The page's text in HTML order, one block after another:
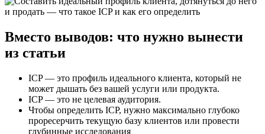
Вместо выводов: что нужно вынести
из статьи
ICP — это профиль идеального клиента, который не
может дышать без вашей услуги или продукта.
ICP — это не целевая аудитория.
Чтобы определить ICP, нужно максимально глубоко
проресерчить текущую базу клиентов или провести
глубинные исследования